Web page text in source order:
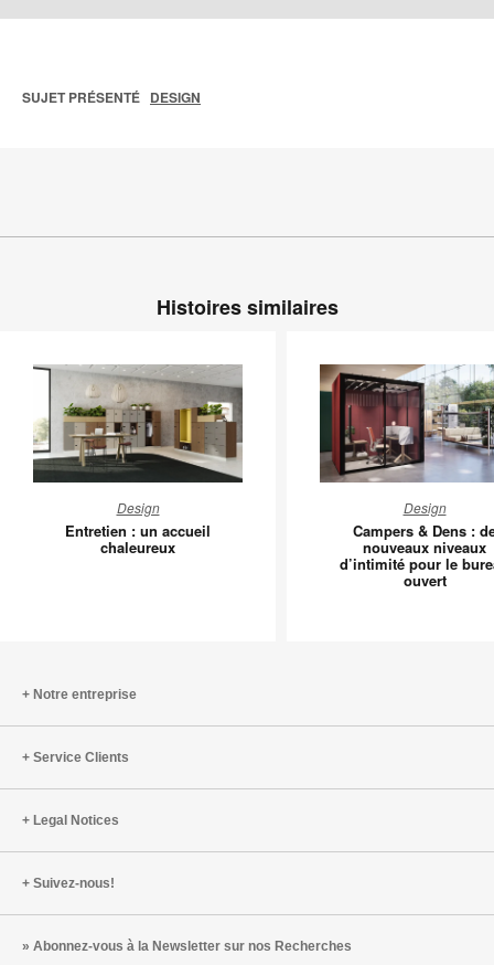
SUJET PRÉSENTÉ DESIGN
Histoires similaires
:
un
Design
Entretien : un accueil
chaleureux
&
Dens
:
le
Design
Campers & Dens :
nouveaux niveaux
d’intimité pour le
ouvert
Notre entreprise
Service Clients
Legal Notices
Suivez-nous!
Abonnez-vous à la Newsletter sur nos Recherches